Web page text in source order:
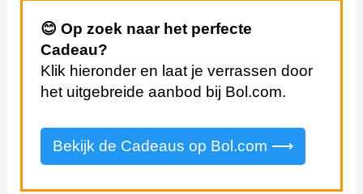
😊 Op zoek naar het perfecte
Cadeau?
Klik hieronder en laat je verrassen door
het uitgebreide aanbod bij Bol.com.
Bekijk de Cadeaus op Bol.com ⟶